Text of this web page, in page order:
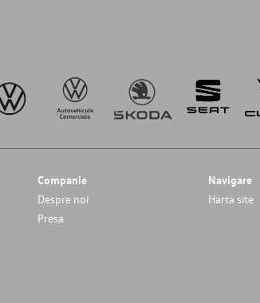
Companie
Despre noi
Presa
Navigare
Harta site